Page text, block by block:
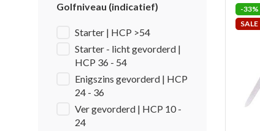
Golfniveau (indicatief)
Starter | HCP >54
Starter - licht gevorderd |
HCP 36 - 54
Enigszins gevorderd | HCP
24 - 36
Ver gevorderd | HCP 10 -
24
-33%
SALE